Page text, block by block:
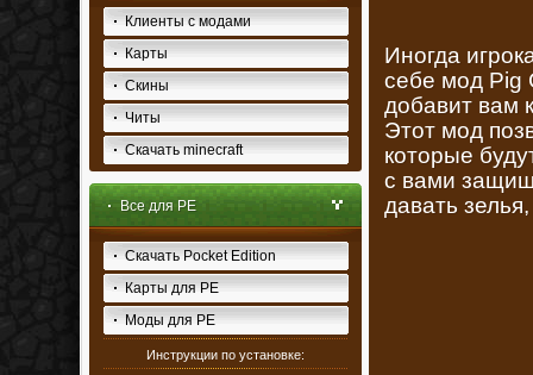
Клиенты с модами
Карты
Скины
Читы
Скачать minecraft
Все для PE
Скачать Pocket Edition
Карты для PE
Моды для PE
Инструкции по установке:
Иногда
себе мод Pig
добавит вам
Этот мод
которые
с вами
давать